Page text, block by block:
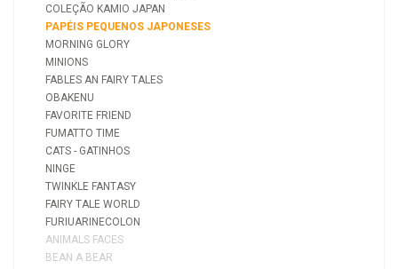
COLEÇÃO KAMIO JAPAN
PAPÉIS PEQUENOS JAPONESES
MORNING GLORY
MINIONS
FABLES AN FAIRY TALES
OBAKENU
FAVORITE FRIEND
FUMATTO TIME
CATS - GATINHOS
NINGE
TWINKLE FANTASY
FAIRY TALE WORLD
FURIUARINECOLON
ANIMALS FACES
BEAN A BEAR